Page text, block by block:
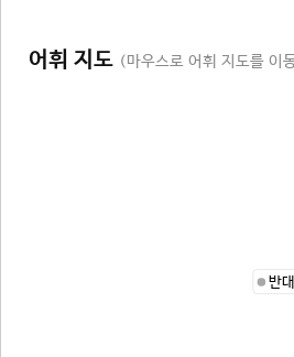
어휘 지도 (마우스로 어휘 지도를 이
반